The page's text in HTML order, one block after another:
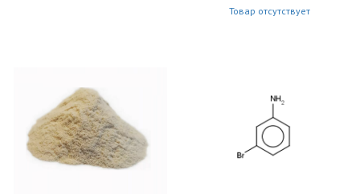
Товар отсутствует